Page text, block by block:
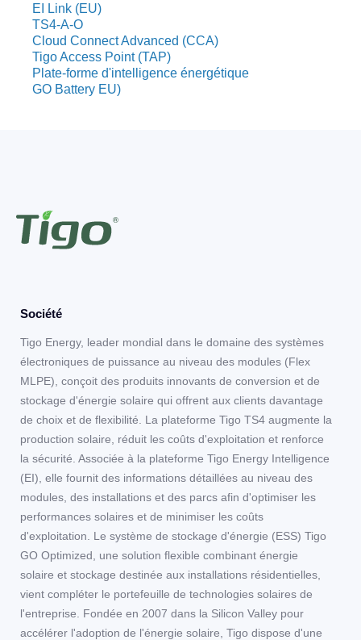
EI Link (EU)
TS4-A-O
Cloud Connect Advanced (CCA)
Tigo Access Point (TAP)
Plate-forme d'intelligence énergétique
GO Battery EU)
Société
Tigo Energy, leader mondial dans le domaine des systèmes
électroniques de puissance au niveau des modules (Flex
MLPE), conçoit des produits innovants de conversion et de
stockage d'énergie solaire qui offrent aux clients davantage
de choix et de flexibilité. La plateforme Tigo TS4 augmente la
production solaire, réduit les coûts d'exploitation et renforce
la sécurité. Associée à la plateforme Tigo Energy Intelligence
(EI), elle fournit des informations détaillées au niveau des
modules, des installations et des parcs afin d'optimiser les
performances solaires et de minimiser les coûts
d'exploitation. Le système de stockage d'énergie (ESS) Tigo
GO Optimized, une solution flexible combinant énergie
solaire et stockage destinée aux installations résidentielles,
vient compléter le portefeuille de technologies solaires de
l'entreprise. Fondée en 2007 dans la Silicon Valley pour
accélérer l'adoption de l'énergie solaire, Tigo dispose d'une